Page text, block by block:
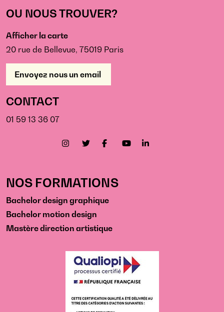
OU NOUS TROUVER?
Afficher la carte
20 rue de Bellevue, 75019 Paris
Envoyez nous un email
CONTACT
01 59 13 36 07
NOS FORMATIONS
Bachelor design graphique
Bachelor motion design
Mastère direction artistique